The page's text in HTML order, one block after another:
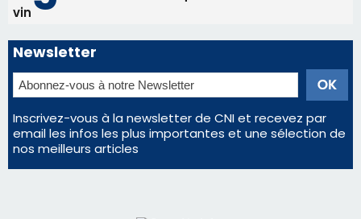
Régie publicitaire
Nous contacter
© 2026 corsenetinfos